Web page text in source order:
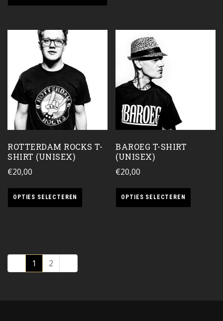
ROTTERDAM ROCKS T-
SHIRT (UNISEX)
€20,00
OPTIES SELECTEREN
BAROEG T-SHIRT
(UNISEX)
€20,00
OPTIES SELECTEREN
1 2